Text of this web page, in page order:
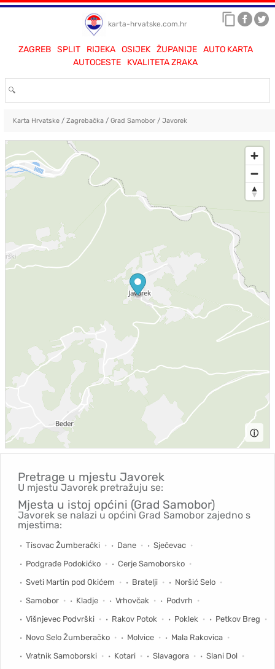
karta-hrvatske.com.hr
ZAGREB SPLIT RIJEKA OSIJEK ŽUPANIJE
AUTO KARTA
AUTOCESTE
KVALITETA ZRAKA
Karta Hrvatske/ Zagrebačka/ Grad Samobor/ Javorek
ⓘ
Pretrage u mjestu Javorek
U mjestu Javorek pretražuju se:
Mjesta u istoj općini (Grad Samobor)
Javorek se nalazi u općini Grad Samobor zajedno s
mjestima:
Tisovac Žumberački Dane
Sječevac
Podgrađe Podokićko
Cerje Samoborsko
Sveti Martin pod Okićem
Bratelji
Noršić Selo
Samobor
Kladje Vrhovčak
Podvrh
Višnjevec Podvrški
Rakov Potok Poklek
Petkov Breg
Novo Selo Žumberačko
Molvice
Mala Rakovica
Vratnik Samoborski
Kotari Slavagora
Slani Dol